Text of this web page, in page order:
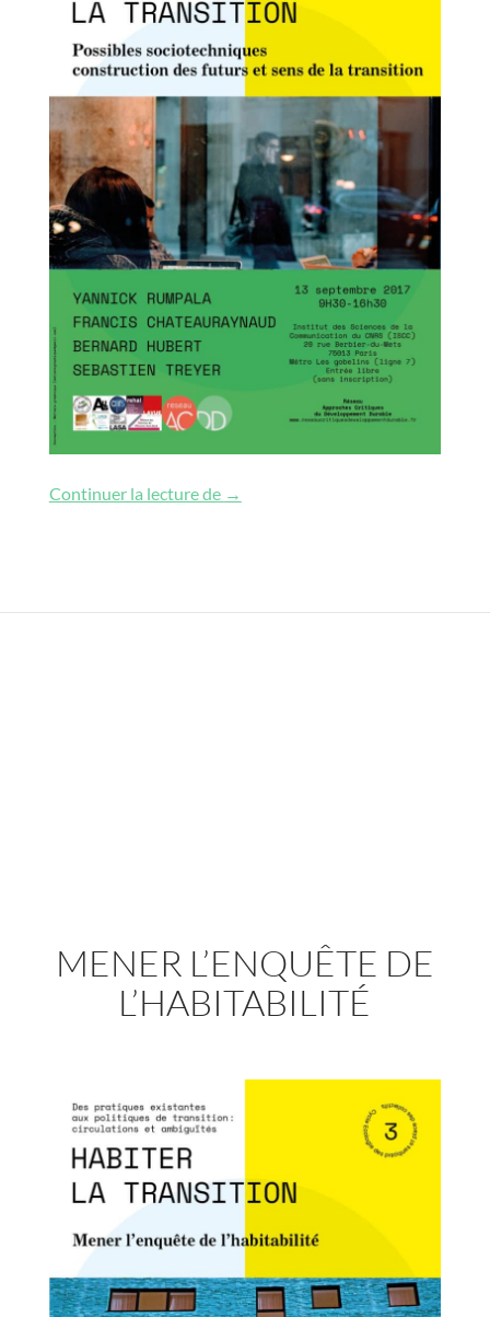
Continuer la lecture de Possibles sociotechniques,
→
MENER L’ENQUÊTE DE
L’HABITABILITÉ